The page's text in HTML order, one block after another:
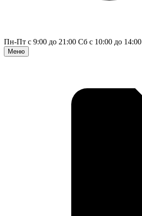
Пн-Пт с 9:00 до 21:00 Сб с 10:00 до 14:00
Меню